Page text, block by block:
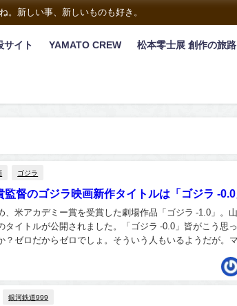
。新しい事、新しいものも好き。
サイト YAMATO CREW 松本零士展 創作の旅路
ゴジラ
監督のゴジラ映画新作タイトルは「ゴジラ -0.0
、米アカデミー賞を受賞した劇場作品「ゴジラ -1.0」。
タイトルが公開されました。「ゴジラ -0.0」皆がこう思
？ゼロだからゼロでしょ。そういう人もいるようだが。マ
銀河鉄道999